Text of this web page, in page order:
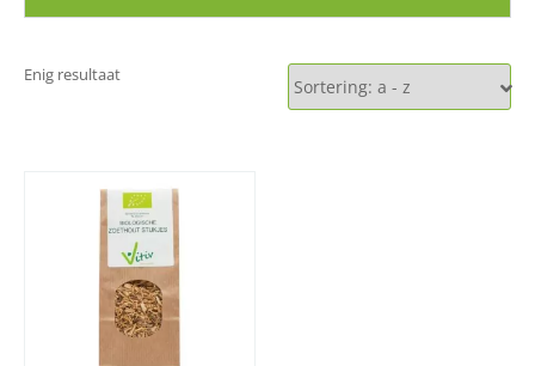
Enig resultaat